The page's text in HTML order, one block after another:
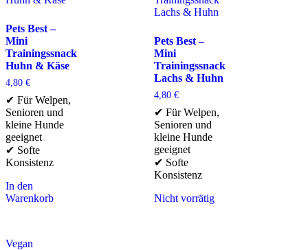
Pets Best –
Mini
Trainingssnack
Huhn & Käse
4,80 €
✔ Für Welpen,
Senioren und
kleine Hunde
geeignet
✔ Softe
Konsistenz
In den
Warenkorb
Pets Best –
Mini
Trainingssnack
Lachs & Huhn
4,80 €
✔ Für Welpen,
Senioren und
kleine Hunde
geeignet
✔ Softe
Konsistenz
Nicht vorrätig
Vegan